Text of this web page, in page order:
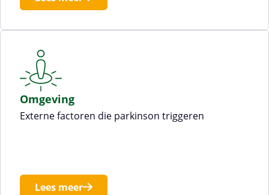
Omgeving
Externe factoren die parkinson triggeren
Lees meer